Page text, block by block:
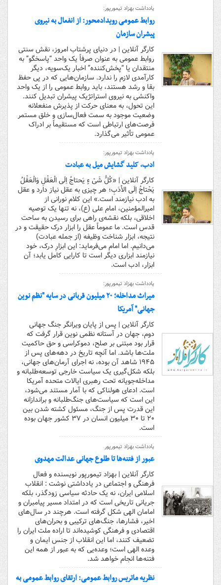
یادداشت بهزاد تیمورپور:
روابط عمومی رویدادمحور: از انفعال به نیروی
پیشران سازمان
کارگر آنلاین | در دنیای پرشتاب امروز، نقش سنتی
روابط عمومی به عنوان صرفاً یک واحد “پاسخگو” به
منتقدان یا “پخش‌کننده” اخبار یک‌سویه، دیگر
کارآمدی لازم را ندارد. سازمان‌هایی که در پی حفظ
بقا و رشد هستند، باید روابط عمومی را از یک واحد
واکنشی به نیروی استراتژیک پیشران تبدیل کنند.
این تحول، به معنای حرکت از پذیرش منفعلانه
وضعیت موجود به سمت فعال‌سازی و خلق مستمر
فرصت‌های ارتباطی است که مستقیماً بر ادراک
عمومی تأثیر می‌گذارد.
یادداشت بهزاد تیمورپور:
ادب، کلید گشایش میل به عبادت
کارگر آنلاین | «کُلُّ شَىْ ءٍ یَحتاجُ اِلَى الْعَقْلِ وَالْعَقْلُ
یَحْتاجُ اِلَى الاَْدَبِ؛ هر چیزى به عقل نیاز دارد و عقل
به ادب نیازمند است.» این کلام نورانی از
امیرالمؤمنین، امام علی (ع)، نه تنها یک توصیه
اخلاقی، بلکه نقشه‌ی راهی برای رسیدن به ساحت
قدس است. ما عموماً عقل را ابزار درک حقیقت و در
نتیجه، ابزار شناخت وظیفه (از جمله عبادت)
می‌دانیم. اما امام می‌فرماید: این ابزارِ درک، خود
نیازمند ابزاری دیگر است تا کارایی کامل یابد؛ آن
ابزار، ادب است.
یادداشت بهزاد تیمورپور:
میراث مداخله؛ ۲۰ میلیون قربانی در سایه "نظم نوین
جهانی" آمریکا
کارگر آنلاین | پس از پایان ویرانگر جنگ جهانی
دوم، جهان در آستانه نظمی نوین قرار گرفت که
قرار بود مبتنی بر صلح، دموکراسی و حق حاکمیت
ملت‌ها باشد. اما آنچه تاریخ در دهه‌های پس از
۱۹۴۵ شاهد آن بوده، نه اجرای آرمان‌های جهانی،
بلکه شکل‌گیری یک سیاست خارجی توسعه‌طلبانه و
مداخله‌جویانه تحت رهبری ایالات متحده آمریکا
است. ادعای هولناکی که با آمار مستند می‌شود،
این است که سیاست‌های جنگ‌طلبانه و براندازانه
این قدرت پس از جنگ، مسئول کشته شدن بین
۲۰ تا ۳۰ میلیون انسان در ۳۷ کشور جهان بوده
است.
یادداشت بهزاد تیمورپور
عبور از فتنه‌ها تا طلوع جهانی عدالت مهدوی
کارگر آنلاین | بهزاد تیمورپور نویسنده و فعال
فرهنگی و اجتماعی در یادداشتی نوشت : انقلاب
اسلامی ایران، نه یک حادثه سیاسی زودگذر، بلکه
جریانی تاریخی است که در امتداد مسیر پیامبران و
امامان الهی شکل گرفته است. هرچند در سال‌های
اخیر، فشارها، جنگ‌های ترکیبی و بحران‌های
اقتصادی و فرهنگی کوشیده‌اند تا اراده ملت ایران را
تضعیف کنند، اما این انقلاب از جنس ایمان و
وعده الهی است؛ وعده‌یی که به عبور از همه این
فتنه‌ها انجام خواهد شد.
نظریه ماتریس روابط عمومی: ارتقای روابط عمومی به